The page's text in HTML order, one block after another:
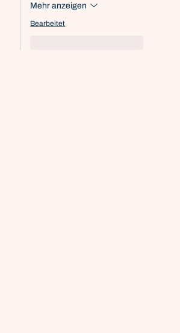
Mehr anzeigen
Bearbeitet